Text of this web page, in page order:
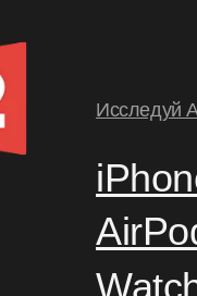
Исследуй